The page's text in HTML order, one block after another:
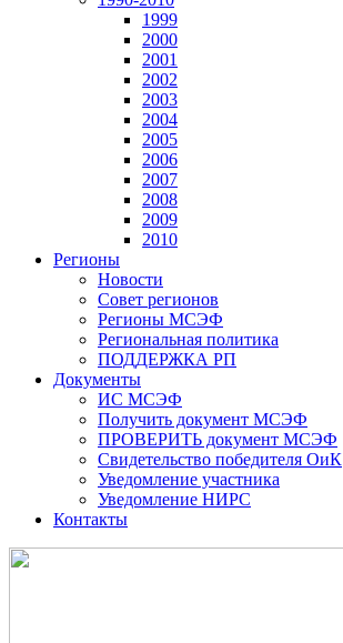
1999
2000
2001
2002
2003
2004
2005
2006
2007
2008
2009
2010
Регионы
Новости
Совет регионов
Регионы МСЭФ
Региональная политика
ПОДДЕРЖКА РП
Документы
ИС МСЭФ
Получить документ МСЭФ
ПРОВЕРИТЬ документ МСЭФ
Свидетельство победителя ОиК
Уведомление участника
Уведомление НИРС
Контакты